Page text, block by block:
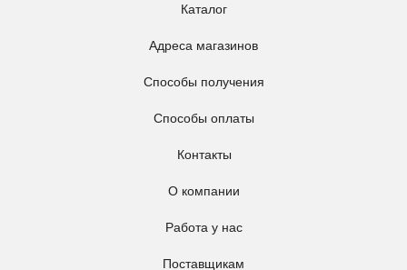
Каталог
Адреса магазинов
Способы получения
Контакты
О компании
Работа у нас
Способы оплаты
Поставщикам